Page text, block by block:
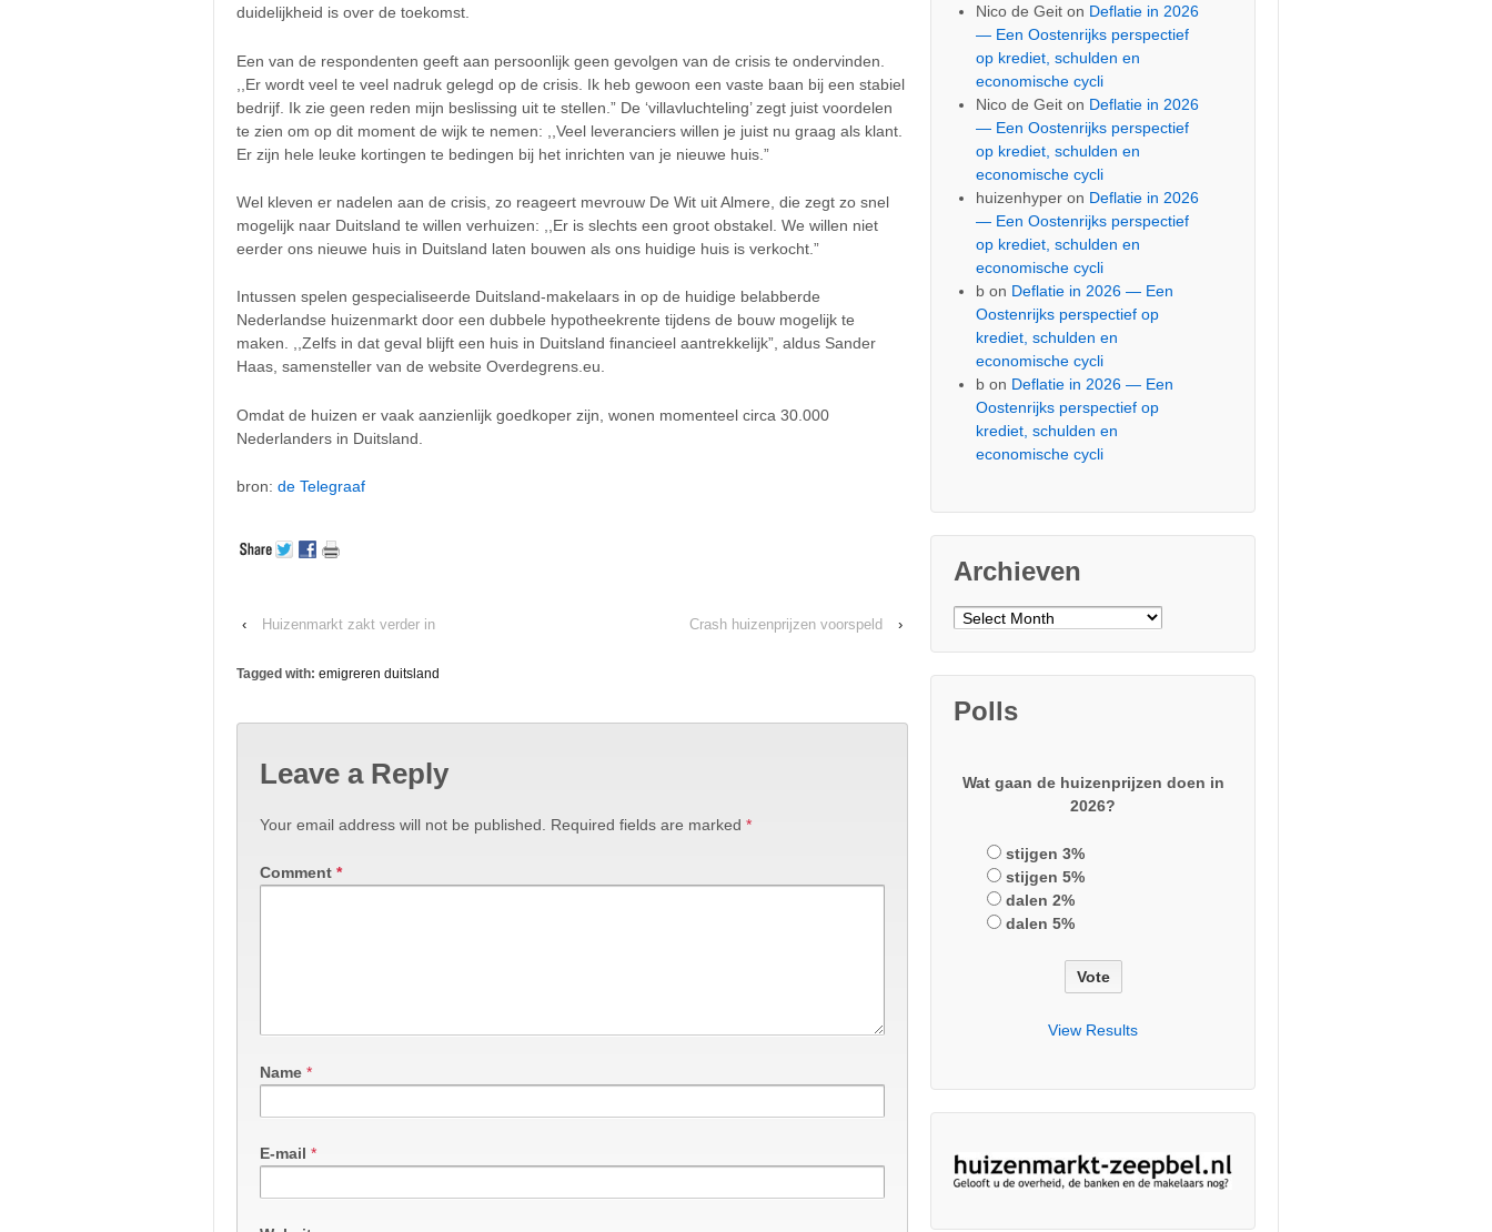
duidelijkheid is over de toekomst.
Een van de respondenten geeft aan persoonlijk geen gevolgen van de crisis te ondervinden.
,,Er wordt veel te veel nadruk gelegd op de crisis. Ik heb gewoon een vaste baan bij een stabiel
bedrijf. Ik zie geen reden mijn beslissing uit te stellen.” De ‘villavluchteling’ zegt juist voordelen
te zien om op dit moment de wijk te nemen: ,,Veel leveranciers willen je juist nu graag als klant.
Er zijn hele leuke kortingen te bedingen bij het inrichten van je nieuwe huis.”
Wel kleven er nadelen aan de crisis, zo reageert mevrouw De Wit uit Almere, die zegt zo snel
mogelijk naar Duitsland te willen verhuizen: ,,Er is slechts een groot obstakel. We willen niet
eerder ons nieuwe huis in Duitsland laten bouwen als ons huidige huis is verkocht.”
Intussen spelen gespecialiseerde Duitsland-makelaars in op de huidige belabberde
Nederlandse huizenmarkt door een dubbele hypotheekrente tijdens de bouw mogelijk te
maken. ,,Zelfs in dat geval blijft een huis in Duitsland financieel aantrekkelijk”, aldus Sander
Haas, samensteller van de website Overdegrens.eu.
Omdat de huizen er vaak aanzienlijk goedkoper zijn, wonen momenteel circa 30.000
Nederlanders in Duitsland.
bron: de Telegraaf
‹ Huizenmarkt zakt verder in Crash huizenprijzen voorspeld ›
Tagged with: emigreren duitsland
Leave a Reply
Your email address will not be published. Required fields are marked *
Comment *
Name *
E-mail *
Nico de Geit on Deflatie in 2026
— Een Oostenrijks perspectief
op krediet, schulden en
economische cycli
Nico de Geit on Deflatie in 2026
— Een Oostenrijks perspectief
op krediet, schulden en
economische cycli
huizenhyper on Deflatie in 2026
— Een Oostenrijks perspectief
op krediet, schulden en
economische cycli
b on Deflatie in 2026 — Een
Oostenrijks perspectief op
krediet, schulden en
economische cycli
b on Deflatie in 2026 — Een
Oostenrijks perspectief op
krediet, schulden en
economische cycli
Archieven
Archieven
Polls
Wat gaan de huizenprijzen doen in
2026?
stijgen 3%
stijgen 5%
dalen 2%
dalen 5%
View Results